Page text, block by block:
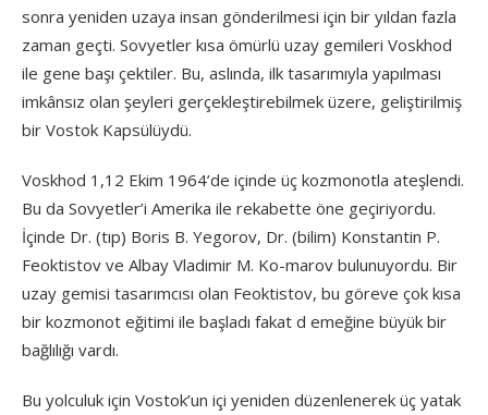
sonra yeniden uzaya insan gönderilmesi için bir yıldan fazla
zaman geçti. Sovyetler kısa ömürlü uzay gemileri Voskhod
ile gene başı çektiler. Bu, aslında, ilk tasarımıyla yapılması
imkânsız olan şeyleri gerçekleştirebilmek üzere, geliştirilmiş
bir Vostok Kapsülüydü.
Voskhod 1,12 Ekim 1964’de içinde üç kozmonotla ateşlendi.
Bu da Sovyetler’i Amerika ile rekabette öne geçiriyordu.
İçinde Dr. (tıp) Boris B. Yegorov, Dr. (bilim) Konstantin P.
Feoktistov ve Albay Vladimir M. Ko-marov bulunuyordu. Bir
uzay gemisi tasarımcısı olan Feoktistov, bu göreve çok kısa
bir kozmonot eğitimi ile başladı fakat d emeğine büyük bir
bağlılığı vardı.
Bu yolculuk için Vostok’un içi yeniden düzenlenerek üç yatak